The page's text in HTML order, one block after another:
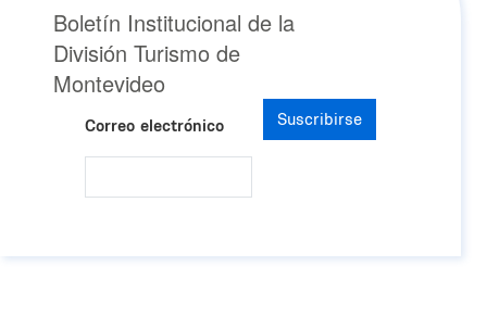
Boletín Institucional de la
División Turismo de
Montevideo
Correo electrónico Suscribirse